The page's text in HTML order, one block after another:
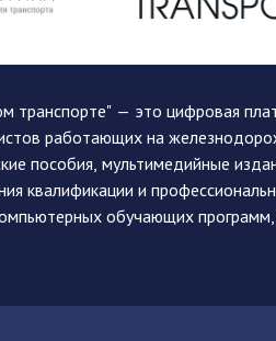
— это цифровая
работающих на
пособия, мультимедийные
квалификации и
обучающих